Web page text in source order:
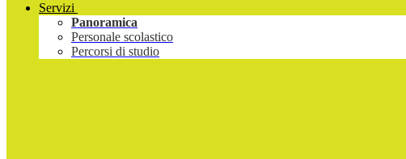
Servizi
Panoramica
Personale scolastico
Percorsi di studio